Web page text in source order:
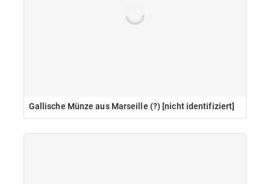
Gallische Münze aus Marseille (?) [nicht identifiziert]